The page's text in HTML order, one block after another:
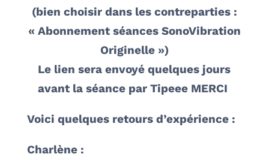
(bien choisir dans les contreparties :
« Abonnement séances SonoVibration
Originelle »)
Le lien sera envoyé quelques jours
avant la séance par Tipeee MERCI
Voici quelques retours d’expérience :
Charlène :